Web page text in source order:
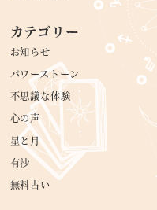
カテゴリー
お知らせ
パワーストーン
不思議な体験
心の声
星と月
有沙
無料占い